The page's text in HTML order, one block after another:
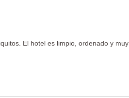
El hotel es limpio, ordenado y muy